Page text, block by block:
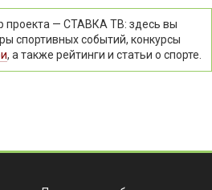
проекта — СТАВКА ТВ: здесь вы
спортивных событий, конкурсы
, а также рейтинги и статьи о спорте.